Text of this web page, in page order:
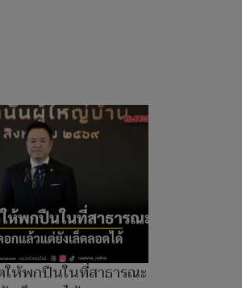
ห้พกปืนในที่สาธารณะ ลั่น